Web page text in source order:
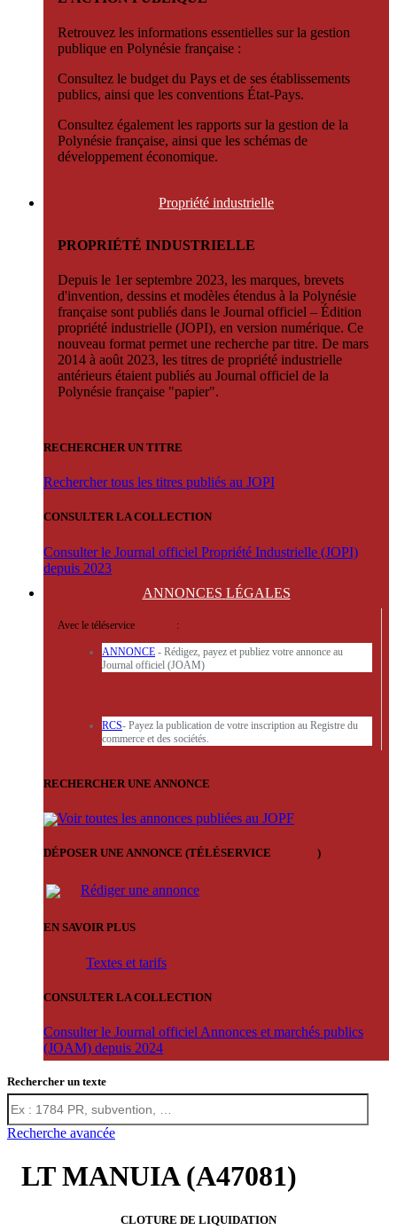
Retrouvez les informations essentielles sur la gestion
publique en Polynésie française :
Consultez le budget du Pays et de ses établissements
publics, ainsi que les conventions État-Pays.
Consultez également les rapports sur la gestion de la
Polynésie française, ainsi que les schémas de
développement économique.
Propriété industrielle
PROPRIÉTÉ INDUSTRIELLE
Depuis le 1er septembre 2023, les marques, brevets
d'invention, dessins et modèles étendus à la Polynésie
française sont publiés dans le Journal officiel – Édition
propriété industrielle (JOPI), en version numérique. Ce
nouveau format permet une recherche par titre. De mars
2014 à août 2023, les titres de propriété industrielle
antérieurs étaient publiés au Journal officiel de la
Polynésie française "papier".
RECHERCHER UN TITRE
Rechercher tous les titres publiés au JOPI
CONSULTER LA COLLECTION
Consulter le Journal officiel Propriété Industrielle (JOPI)
depuis 2023
ANNONCES LÉGALES
Avec le téléservice :
ANNONCE - Rédigez, payez et publiez votre annonce au
Journal officiel (JOAM)
RCS- Payez la publication de votre inscription au Registre du
commerce et des sociétés.
RECHERCHER UNE ANNONCE
Voir toutes les annonces publiées au JOPF
DÉPOSER UNE ANNONCE (TÉLÉSERVICE )
Rédiger une annonce
EN SAVOIR PLUS
Textes et tarifs
CONSULTER LA COLLECTION
Consulter le Journal officiel Annonces et marchés publics
(JOAM) depuis 2024
Rechercher un texte
Recherche avancée
LT MANUIA (A47081)
CLOTURE DE LIQUIDATION